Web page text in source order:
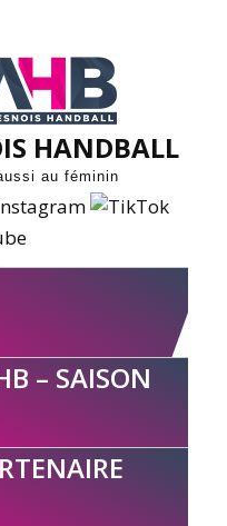
HANDBALL
au féminin
– SAISON